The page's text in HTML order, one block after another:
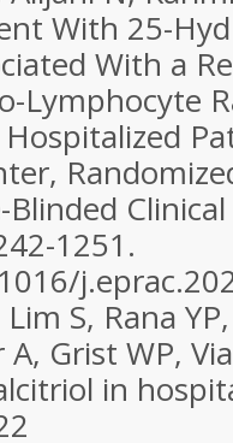
With 25-
With a
Lymphocyte
1251.
S, Rana
Grist WP,
in